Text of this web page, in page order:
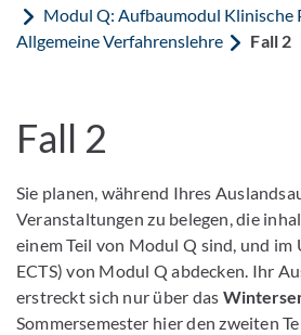
Modul Q: Aufbaumodul Klinische
Allgemeine Verfahrenslehre
Fall 2
Fall 2
Sie planen, während Ihres
Veranstaltungen zu belegen, die
einem Teil von Modul Q sind, und im
ECTS) von Modul Q abdecken. Ihr
erstreckt sich nur über das
Sommersemester hier den zweiten